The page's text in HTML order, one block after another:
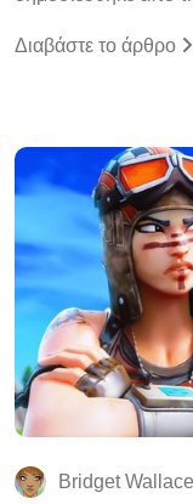
Διαβάστε το άρθρο
Bridget Wallace